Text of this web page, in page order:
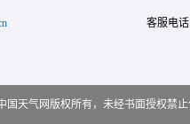
客服电
国天气网版权所有，未经书面授权